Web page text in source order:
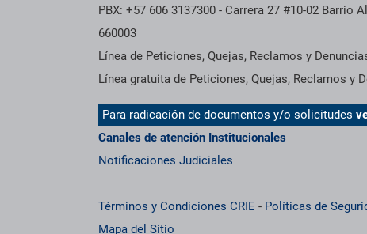
PBX: +57 606 3137300 - Carrera 27 #10-02 Barrio
660003
Línea de Peticiones, Quejas, Reclamos y
Línea gratuita de Peticiones, Quejas, Reclamos y
Para radicación de documentos y/o solicitudes
Canales de atención Institucionales
Notificaciones Judiciales
Términos y Condiciones CRIE - Políticas de
Mapa del Sitio